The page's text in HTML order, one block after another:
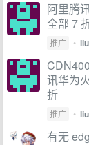
阿里腾
全部 7
推广 •
讯华为
折
推广 •
有无